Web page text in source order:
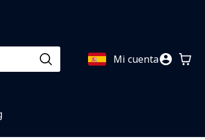
Mi cuenta